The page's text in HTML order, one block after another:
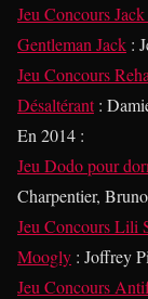
Jeu Concours
Gentleman Jack :
Jeu Concours
Désaltérant:
En 2014 :
Jeu Dodo pour
Charpentier,
Jeu Concours Lili
Moogly : Joffrey
Jeu Concours